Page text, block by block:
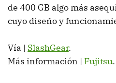
de 400 GB algo más
cuyo diseño y
Vía | SlashGear.
Más información | Fujitsu.